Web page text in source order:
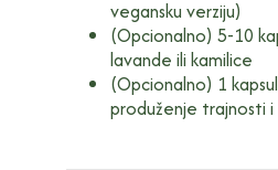
vegansku verziju)
(Opcionalno) 5-10
lavande ili kamilice
(Opcionalno) 1
produženje trajnosti